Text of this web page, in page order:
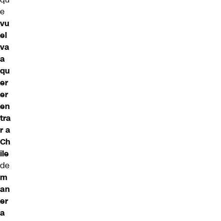
e
vu
el
va
a
qu
er
er
en
tra
r a
Ch
ile
de
m
an
er
a